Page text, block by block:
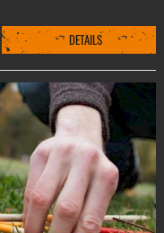
DETAILS